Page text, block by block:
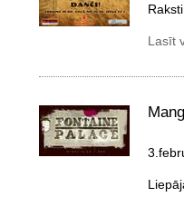
Lasīt